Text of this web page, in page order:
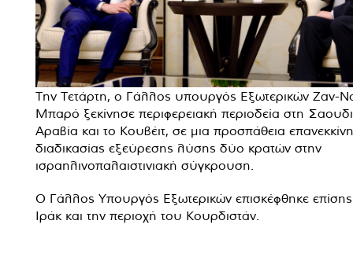
Την Τετάρτη, ο Γάλλος υπουργός Εξωτερικών Ζαν-
Μπαρό ξεκίνησε περιφερειακή περιοδεία στη
Αραβία και το Κουβέιτ, σε μια προσπάθεια
διαδικασίας εξεύρεσης λύσης δύο κρατών στην
ισραηλινοπαλαιστινιακή σύγκρουση.
Ο Γάλλος Υπουργός Εξωτερικών επισκέφθηκε
Ιράκ και την περιοχή του Κουρδιστάν.